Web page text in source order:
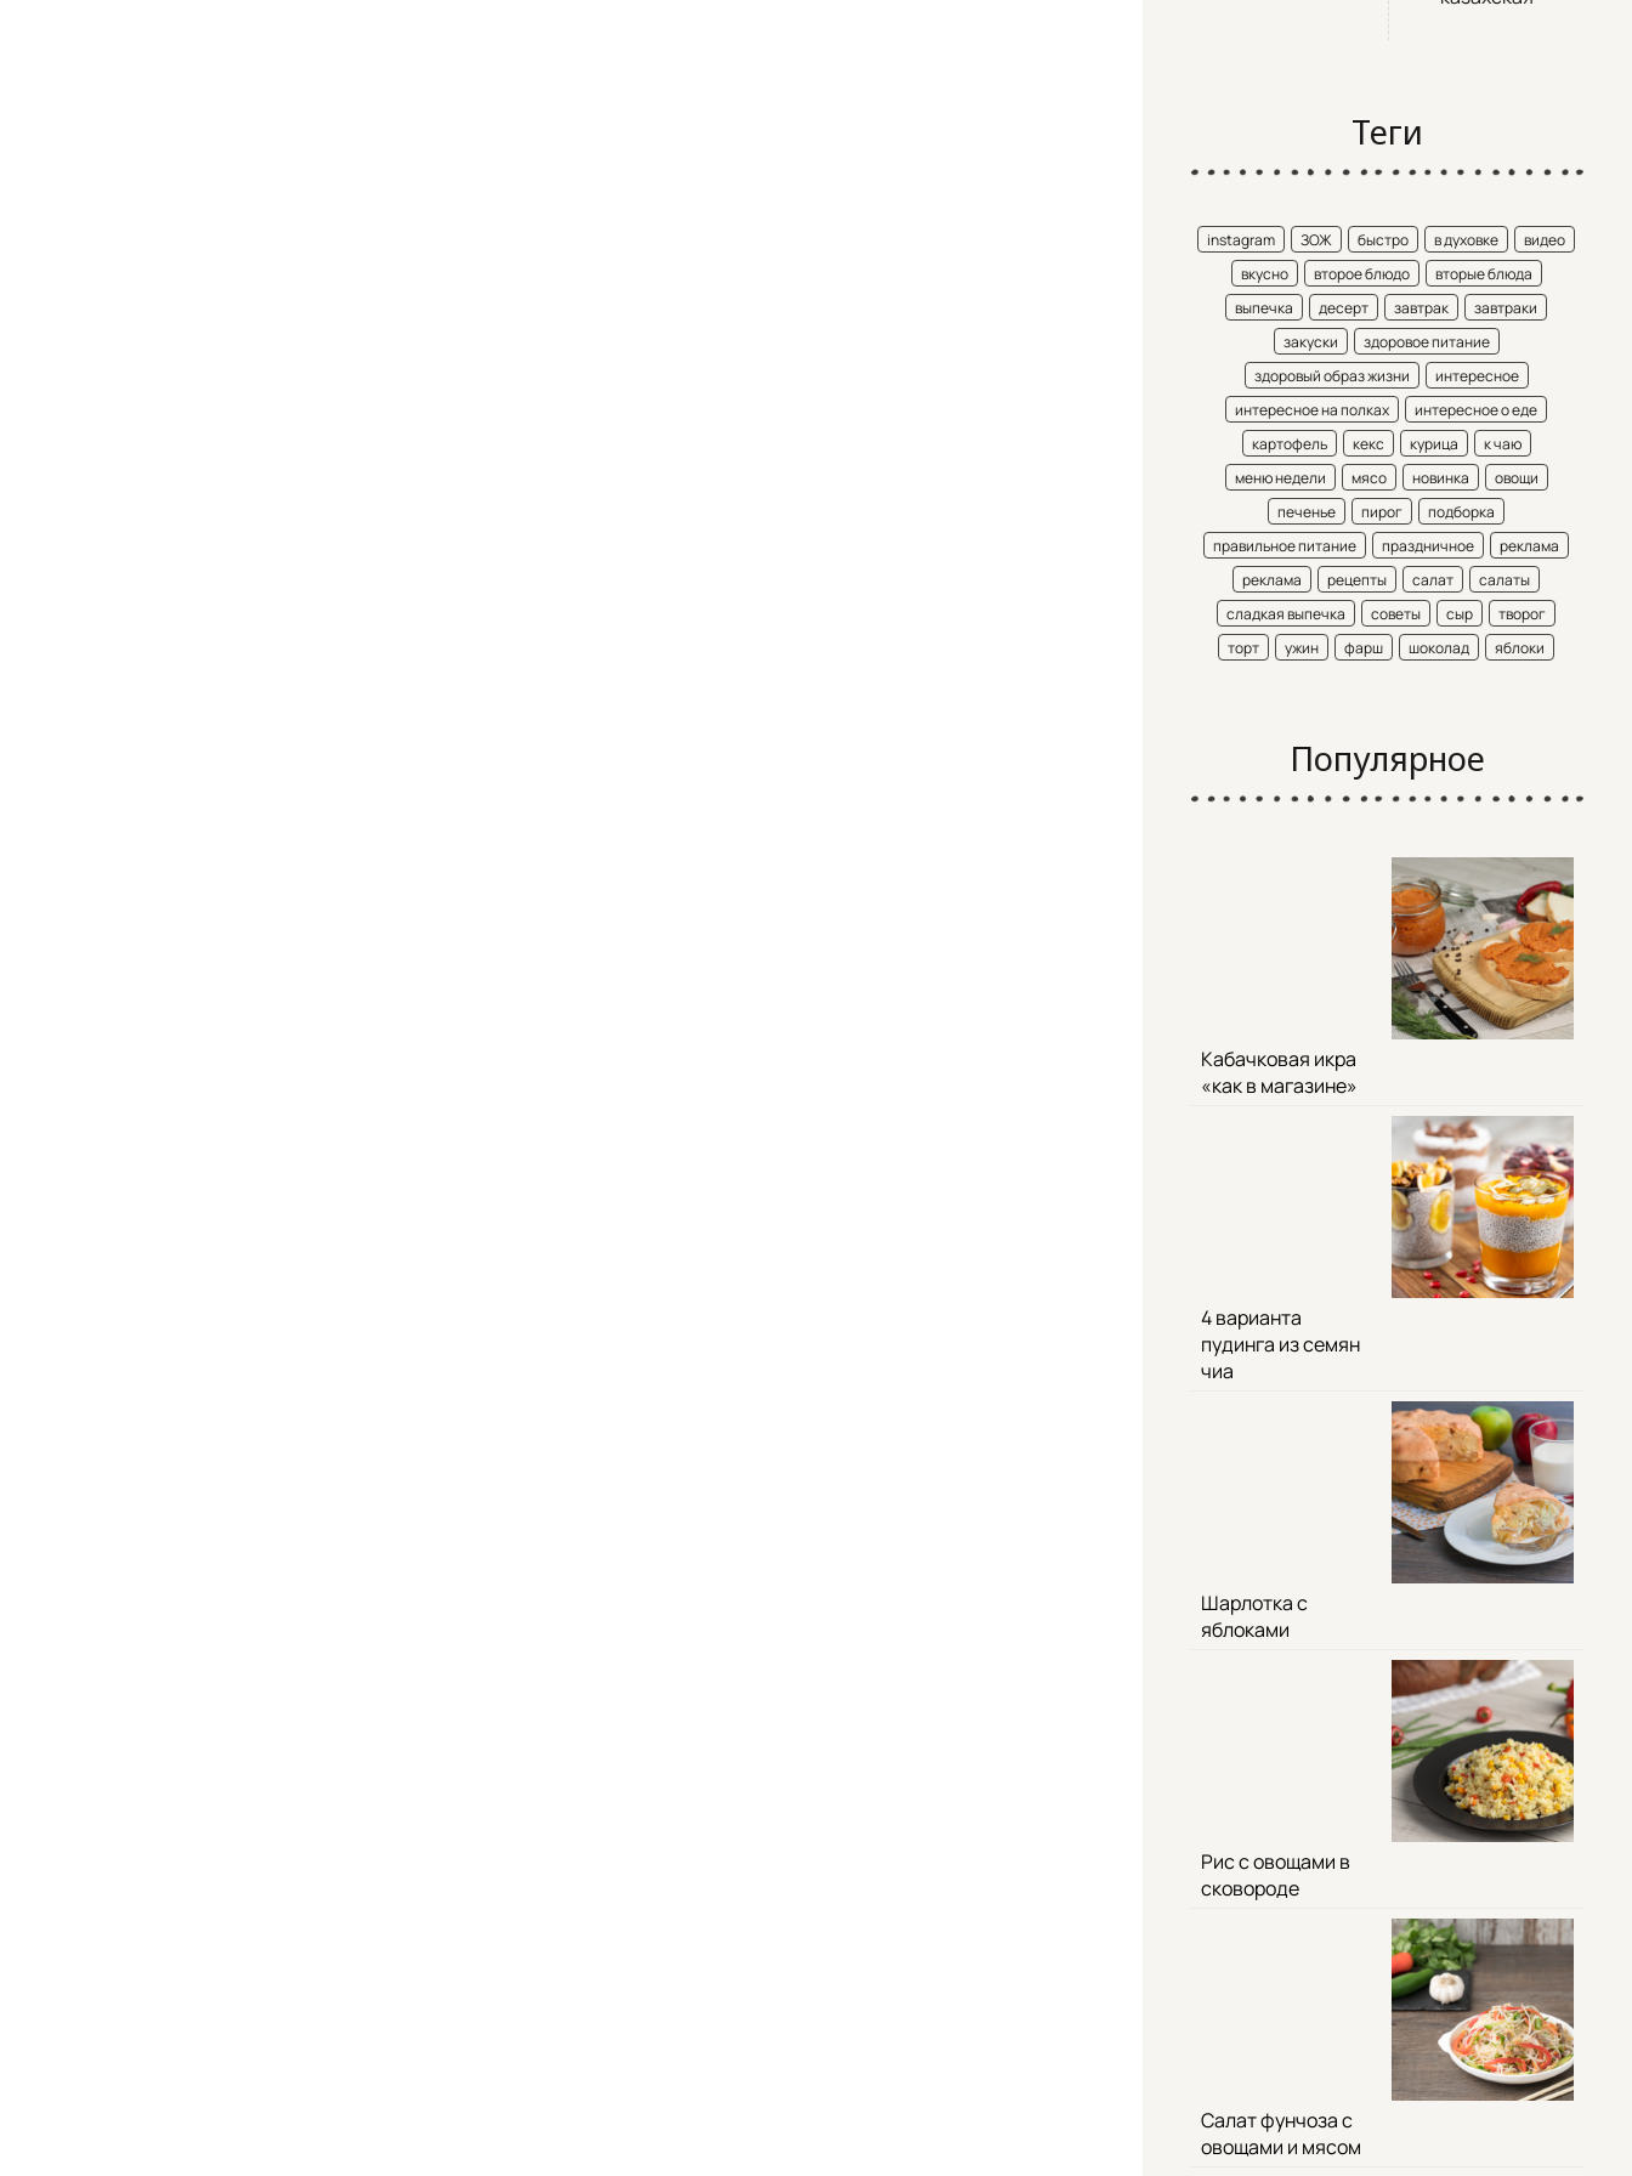
Теги
instagram ЗОЖ быстро в духовке
видео
вкусно
второе блюдо
вторые блюда
выпечка
десерт завтрак
завтраки
закуски
здоровое питание
здоровый образ жизни
интересное
интересное на полках
интересное о еде
картофель
кекс курица
к чаю
меню недели
мясо новинка
овощи
печенье
пирог
подборка
правильное питание
праздничное
реклама
реклама
рецепты салат
салаты
сладкая выпечка
советы сыр
творог
торт
ужин фарш шоколад яблоки
Популярное
Кабачковая икра
«как в магазине»
4 варианта
пудинга из семян
чиа
Шарлотка с
яблоками
Рис с овощами в
сковороде
Салат фунчоза с
овощами и мясом